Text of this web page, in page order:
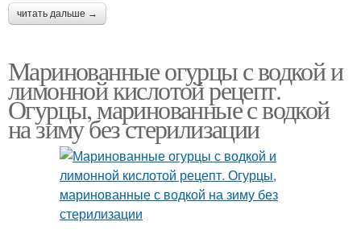
читать дальше →
Маринованные огурцы с водкой и
лимонной кислотой рецепт.
Огурцы, маринованные с водкой
на зиму без стерилизации